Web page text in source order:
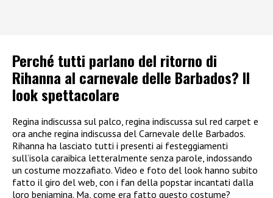
Perché tutti parlano del ritorno di
Rihanna al carnevale delle Barbados? Il
look spettacolare
Regina indiscussa sul palco, regina indiscussa sul red carpet e
ora anche regina indiscussa del Carnevale delle Barbados.
Rihanna ha lasciato tutti i presenti ai festeggiamenti
sull’isola caraibica letteralmente senza parole, indossando
un costume mozzafiato. Video e foto del look hanno subito
fatto il giro del web, con i fan della popstar incantati dalla
loro beniamina. Ma, come era fatto questo costume?